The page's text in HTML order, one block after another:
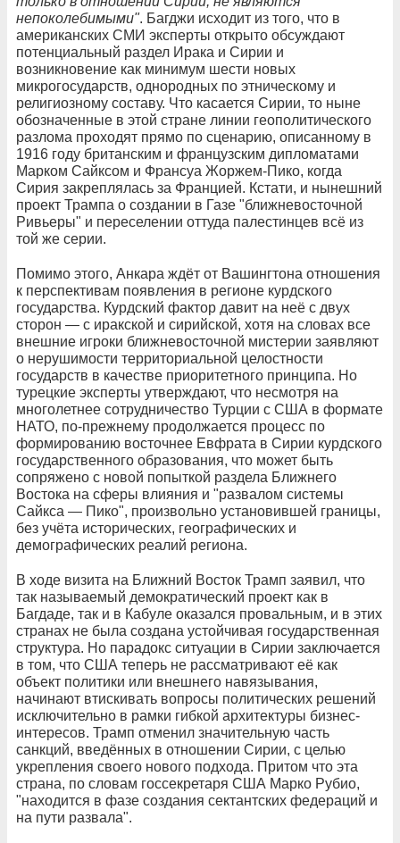
непоколебимыми". Багджи исходит из того, что в
американских СМИ эксперты открыто обсуждают
потенциальный раздел Ирака и Сирии и
возникновение как минимум шести новых
микрогосударств, однородных по этническому и
религиозному составу. Что касается Сирии, то ныне
обозначенные в этой стране линии геополитического
разлома проходят прямо по сценарию, описанному в
1916 году британским и французским дипломатами
Марком Сайксом и Франсуа Жоржем-Пико, когда
Сирия закреплялась за Францией. Кстати, и нынешний
проект Трампа о создании в Газе "ближневосточной
Ривьеры" и переселении оттуда палестинцев всё из
той же серии.
Помимо этого, Анкара ждёт от Вашингтона отношения
к перспективам появления в регионе курдского
государства. Курдский фактор давит на неё с двух
сторон — с иракской и сирийской, хотя на словах все
внешние игроки ближневосточной мистерии заявляют
о нерушимости территориальной целостности
государств в качестве приоритетного принципа. Но
турецкие эксперты утверждают, что несмотря на
многолетнее сотрудничество Турции с США в формате
НАТО, по-прежнему продолжается процесс по
формированию восточнее Евфрата в Сирии курдского
государственного образования, что может быть
сопряжено с новой попыткой раздела Ближнего
Востока на сферы влияния и "развалом системы
Сайкса — Пико", произвольно установившей границы,
без учёта исторических, географических и
демографических реалий региона.
В ходе визита на Ближний Восток Трамп заявил, что
так называемый демократический проект как в
Багдаде, так и в Кабуле оказался провальным, и в этих
странах не была создана устойчивая государственная
структура. Но парадокс ситуации в Сирии заключается
в том, что США теперь не рассматривают её как
объект политики или внешнего навязывания,
начинают втискивать вопросы политических решений
исключительно в рамки гибкой архитектуры бизнес-
интересов. Трамп отменил значительную часть
санкций, введённых в отношении Сирии, с целью
укрепления своего нового подхода. Притом что эта
страна, по словам госсекретаря США Марко Рубио,
"находится в фазе создания сектантских федераций и
на пути развала".